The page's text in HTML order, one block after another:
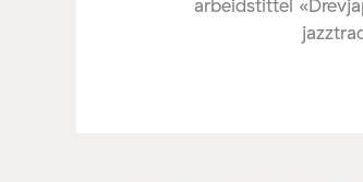
arbeidstittel